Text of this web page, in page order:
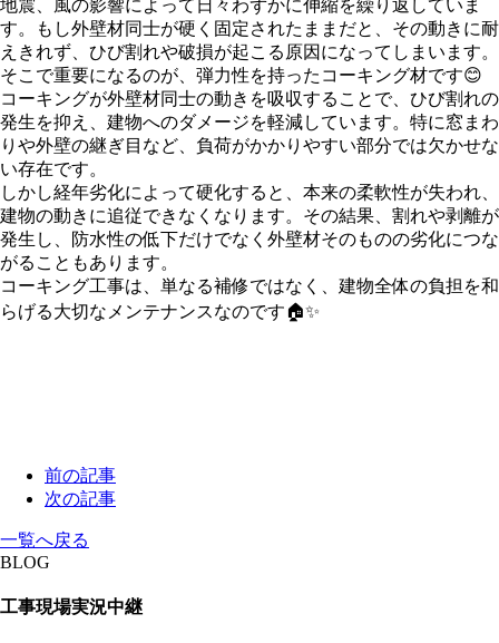
地震、風の影響によって日々わずかに伸縮を繰り返していま
す。もし外壁材同士が硬く固定されたままだと、その動きに耐
えきれず、ひび割れや破損が起こる原因になってしまいます。
そこで重要になるのが、弾力性を持ったコーキング材です😊
コーキングが外壁材同士の動きを吸収することで、ひび割れの
発生を抑え、建物へのダメージを軽減しています。特に窓まわ
りや外壁の継ぎ目など、負荷がかかりやすい部分では欠かせな
い存在です。
しかし経年劣化によって硬化すると、本来の柔軟性が失われ、
建物の動きに追従できなくなります。その結果、割れや剥離が
発生し、防水性の低下だけでなく外壁材そのものの劣化につな
がることもあります。
コーキング工事は、単なる補修ではなく、建物全体の負担を和
らげる大切なメンテナンスなのです🏠✨
前の記事
次の記事
一覧へ戻る
BLOG
工事現場実況中継